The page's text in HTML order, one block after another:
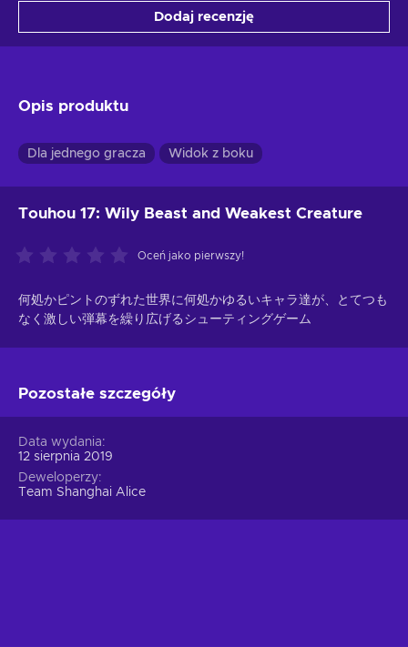
Dodaj recenzję
Opis produktu
Dla jednego gracza Widok z boku
Touhou 17: Wily Beast and Weakest Creature
Oceń jako pierwszy!
何処かピントのずれた世界に何処かゆるいキャラ達が、とてつも
なく激しい弾幕を繰り広げるシューティングゲーム
Pozostałe szczegóły
Data wydania
12 sierpnia 2019
Deweloperzy
Team Shanghai Alice